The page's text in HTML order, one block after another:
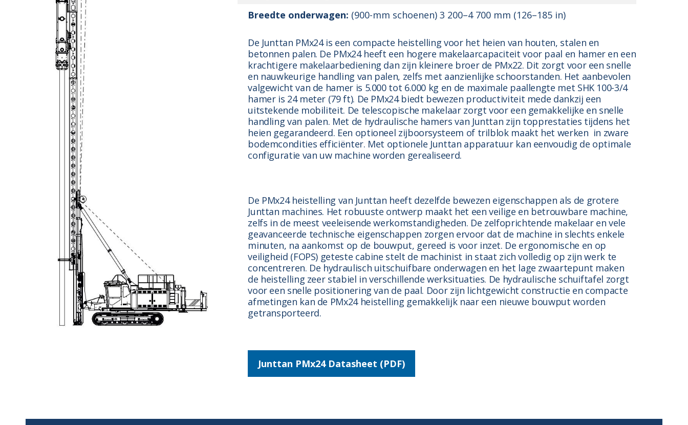
Breedte onderwagen: (900-mm schoenen) 3 200–4 700 mm (126–185 in)
De Junttan PMx24 is een compacte heistelling voor het heien van houten, stalen en
betonnen palen. De PMx24 heeft een hogere makelaarcapaciteit voor paal en hamer en een
krachtigere makelaarbediening dan zijn kleinere broer de PMx22. Dit zorgt voor een snelle
en nauwkeurige handling van palen, zelfs met aanzienlijke schoorstanden. Het aanbevolen
valgewicht van de hamer is 5.000 tot 6.000 kg en de maximale paallengte met SHK 100-3/4
hamer is 24 meter (79 ft). De PMx24 biedt bewezen productiviteit mede dankzij een
uitstekende mobiliteit. De telescopische makelaar zorgt voor een gemakkelijke en snelle
handling van palen. Met de hydraulische hamers van Junttan zijn topprestaties tijdens het
heien gegarandeerd. Een optioneel zijboorsysteem of trilblok maakt het werken in zware
bodemcondities efficiënter. Met optionele Junttan apparatuur kan eenvoudig de optimale
configuratie van uw machine worden gerealiseerd.
De PMx24 heistelling van Junttan heeft dezelfde bewezen eigenschappen als de grotere
Junttan machines. Het robuuste ontwerp maakt het een veilige en betrouwbare machine,
zelfs in de meest veeleisende werkomstandigheden. De zelfoprichtende makelaar en vele
geavanceerde technische eigenschappen zorgen ervoor dat de machine in slechts enkele
minuten, na aankomst op de bouwput, gereed is voor inzet. De ergonomische en op
veiligheid (FOPS) geteste cabine stelt de machinist in staat zich volledig op zijn werk te
concentreren. De hydraulisch uitschuifbare onderwagen en het lage zwaartepunt maken
de heistelling zeer stabiel in verschillende werksituaties. De hydraulische schuiftafel zorgt
voor een snelle positionering van de paal. Door zijn lichtgewicht constructie en compacte
afmetingen kan de PMx24 heistelling gemakkelijk naar een nieuwe bouwput worden
getransporteerd.
Junttan PMx24 Datasheet (PDF)